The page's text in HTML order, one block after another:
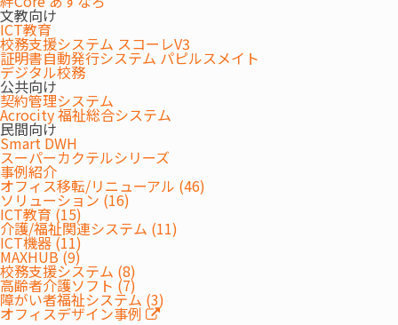
文教向け
ICT教育
校務支援システム スコーレV3
証明書自動発行システム パピルスメイト
デジタル校務
公共向け
契約管理システム
Acrocity 福祉総合システム
民間向け
Smart DWH
スーパーカクテルシリーズ
事例紹介
オフィス移転/リニューアル (46)
ソリューション (16)
ICT教育 (15)
介護/福祉関連システム (11)
ICT機器 (11)
MAXHUB (9)
校務支援システム (8)
高齢者介護ソフト (7)
障がい者福祉システム (3)
オフィスデザイン事例